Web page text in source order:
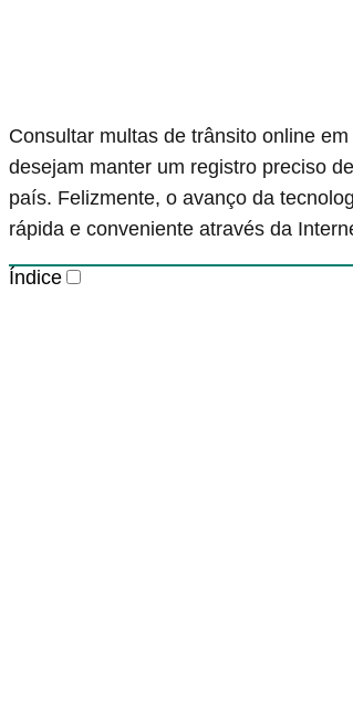
Consultar multas de trânsito online
desejam manter um registro preciso
país. Felizmente, o avanço da
rápida e conveniente através da
Índice